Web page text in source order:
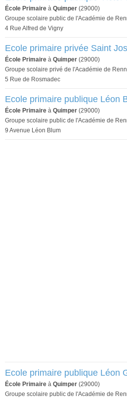
École Primaire à Quimper (29000)
Groupe scolaire public de l'Académie de
4 Rue Alfred de Vigny
Ecole primaire privée Saint
École Primaire à Quimper (29000)
Groupe scolaire privé de l'Académie de
5 Rue de Rosmadec
Ecole primaire publique Léon
École Primaire à Quimper (29000)
Groupe scolaire public de l'Académie de
9 Avenue Léon Blum
Ecole primaire publique Léon
École Primaire à Quimper (29000)
Groupe scolaire public de l'Académie de